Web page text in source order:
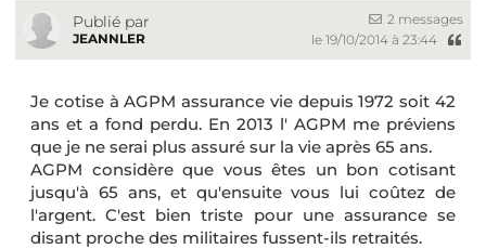
Publié par
JEANNLER
2 messages
le 19/10/2014 à 23:44
Je cotise à AGPM assurance vie depuis 1972 soit 42
ans et a fond perdu. En 2013 l' AGPM me préviens
que je ne serai plus assuré sur la vie après 65 ans.
AGPM considère que vous êtes un bon cotisant
jusqu'à 65 ans, et qu'ensuite vous lui coûtez de
l'argent. C'est bien triste pour une assurance se
disant proche des militaires fussent-ils retraités.